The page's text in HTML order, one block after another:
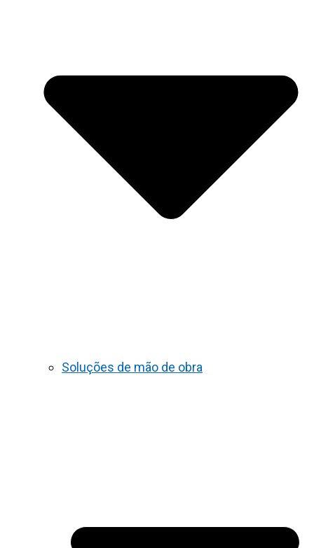
Soluções de mão de obra